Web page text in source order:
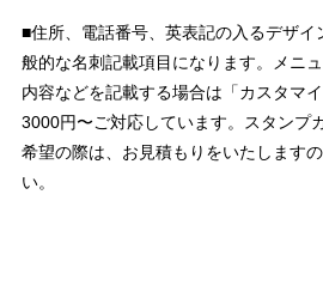
■住所、電話番号、英表記の入るデザイ
般的な名刺記載項目になります。メニ
内容などを記載する場合は「カスタマ
3000円〜ご対応しています。スタンプ
希望の際は、お見積もりをいたします
い。